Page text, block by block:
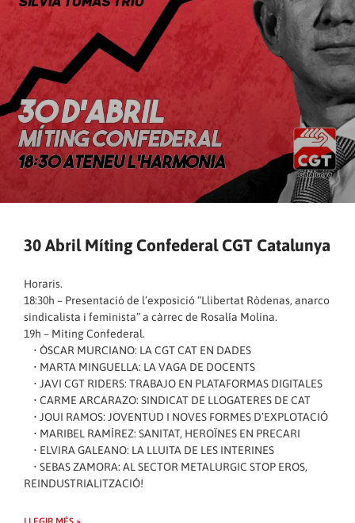
30 Abril Míting Confederal CGT Catalunya
Horaris.
18:30h – Presentació de l’exposició “Llibertat Ròdenas, anarco
sindicalista i feminista” a càrrec de Rosalía Molina.
19h – Míting Confederal.
• ÒSCAR MURCIANO: LA CGT CAT EN DADES
• MARTA MINGUELLA: LA VAGA DE DOCENTS
• JAVI CGT RIDERS: TRABAJO EN PLATAFORMAS DIGITALES
• CARME ARCARAZO: SINDICAT DE LLOGATERES DE CAT
• JOUI RAMOS: JOVENTUD I NOVES FORMES D’EXPLOTACIÓ
• MARIBEL RAMÍREZ: SANITAT, HEROÏNES EN PRECARI
• ELVIRA GALEANO: LA LLUITA DE LES INTERINES
• SEBAS ZAMORA: AL SECTOR METALURGIC STOP EROS,
REINDUSTRIALITZACIÓ!